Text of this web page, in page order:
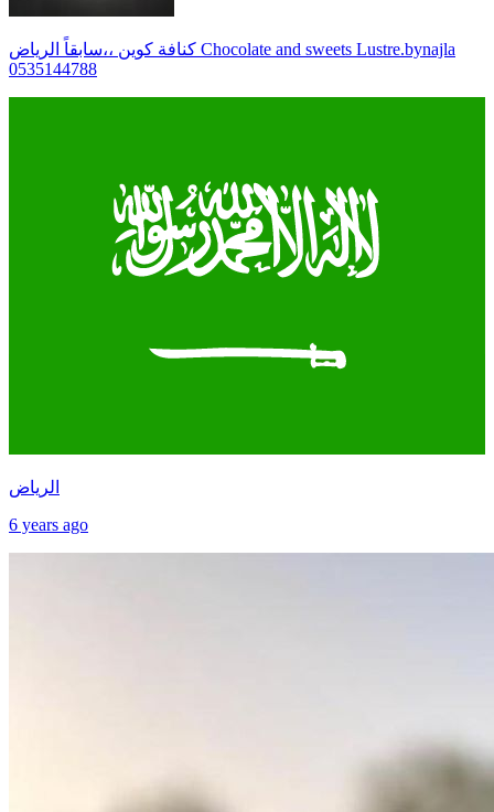
كنافة كوين ،،سابقاً الرياض Chocolate and sweets Lustre.bynajla
0535144788
الرياض
6 years ago